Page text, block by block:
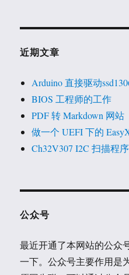
近期文章
Arduino 直接驱动
BIOS 工程师的工作
PDF 转 Markdown 网站
做一个 UEFI 下的
Ch32V307 I2C 扫描程序
公众号
最近开通了本网站的公众
一下。公众号主要作用是